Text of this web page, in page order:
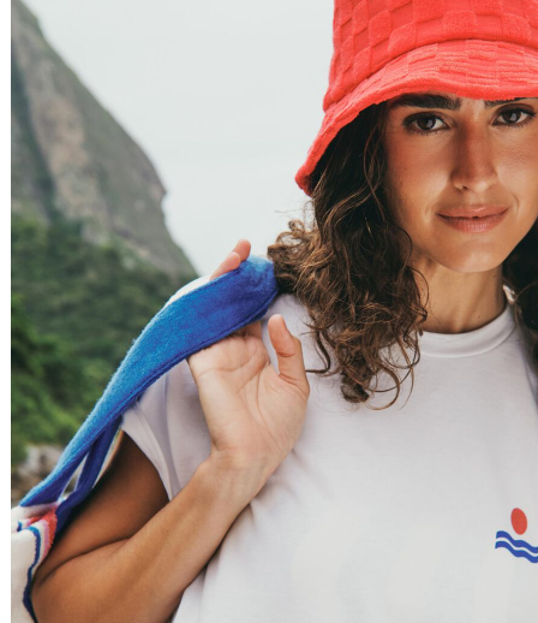
Nome do Produto A - Z
Nome do Produto Z - A
Filtrar